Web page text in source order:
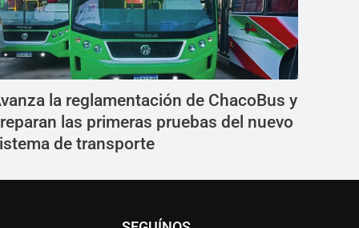
la reglamentación de ChacoBus y
las primeras pruebas del nuevo
de transporte